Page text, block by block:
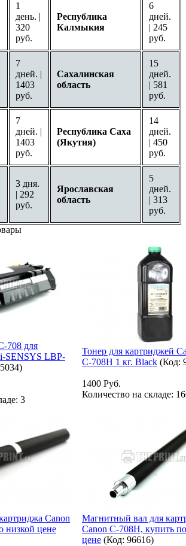
1
день. |
320
руб.
Республика
Калмыкия
6
дней.
| 245
руб.
7
дней. |
1403
руб.
Сахалинская
область
15
дней.
| 581
руб.
7
дней. |
1403
руб.
Республика Саха
(Якутия)
14
дней.
| 450
руб.
3 дня.
| 292
руб.
Ярославская
область
5
дней.
| 313
руб.
708 для
SENSYS LBP-
)
3
Тонер для картриджей
C-708H 1 кг. Black (Код:
1400 Руб.
Количество на складе:
Canon
низкой цене
Магнитный вал для
Canon C-708H, купить
цене (Код: 96616)